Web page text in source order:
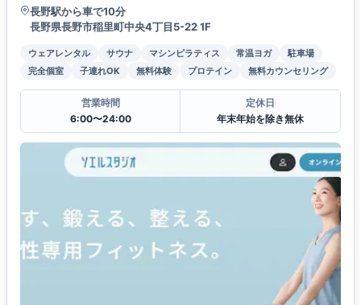
長野駅から車で10分
長野県長野市稲里町中央4丁目5-22 1F
ウェアレンタル サウナ マシンピラティス 常温ヨガ
駐車場
完全個室
子連れOK 無料体験 プロテイン 無料カウンセリング
営業時間
6:00〜24:00
定休日
年末年始を除き無休